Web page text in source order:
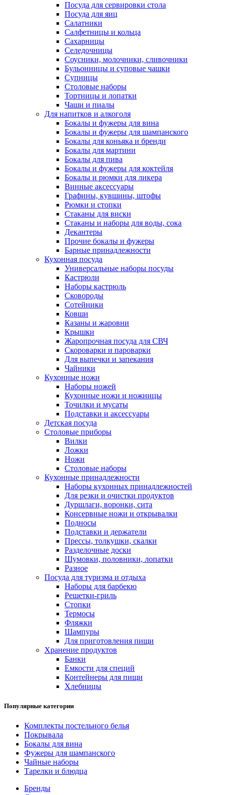
Посуда для сервировки стола
Посуда для яиц
Салатники
Салфетницы и кольца
Сахарницы
Селедочницы
Соусники, молочники, сливочники
Бульонницы и суповые чашки
Супницы
Столовые наборы
Тортницы и лопатки
Чаши и пиалы
Для напитков и алкоголя
Бокалы и фужеры для вина
Бокалы и фужеры для шампанского
Бокалы для коньяка и бренди
Бокалы для мартини
Бокалы для пива
Бокалы и фужеры для коктейля
Бокалы и рюмки для ликера
Винные аксессуары
Графины, кувшины, штофы
Рюмки и стопки
Стаканы для виски
Стаканы и наборы для воды, сока
Декантеры
Прочие бокалы и фужеры
Барные принадлежности
Кухонная посуда
Универсальные наборы посуды
Кастрюли
Наборы кастрюль
Сковороды
Сотейники
Ковши
Казаны и жаровни
Крышки
Жаропрочная посуда для СВЧ
Скороварки и пароварки
Для выпечки и запекания
Чайники
Кухонные ножи
Наборы ножей
Кухонные ножи и ножницы
Точилки и мусаты
Подставки и аксессуары
Детская посуда
Столовые приборы
Вилки
Ложки
Ножи
Столовые наборы
Кухонные принадлежности
Наборы кухонных принадлежностей
Для резки и очистки продуктов
Дуршлаги, воронки, сита
Консервные ножи и открывалки
Подносы
Подставки и держатели
Прессы, толкушки, скалки
Разделочные доски
Шумовки, половники, лопатки
Разное
Посуда для туризма и отдыха
Наборы для барбекю
Решетки-гриль
Стопки
Термосы
Фляжки
Шампуры
Для приготовления пищи
Хранение продуктов
Банки
Емкости для специй
Контейнеры для пищи
Хлебницы
Популярные категории
Комплекты постельного белья
Покрывала
Бокалы для вина
Фужеры для шампанского
Чайные наборы
Тарелки и блюдца
Бренды